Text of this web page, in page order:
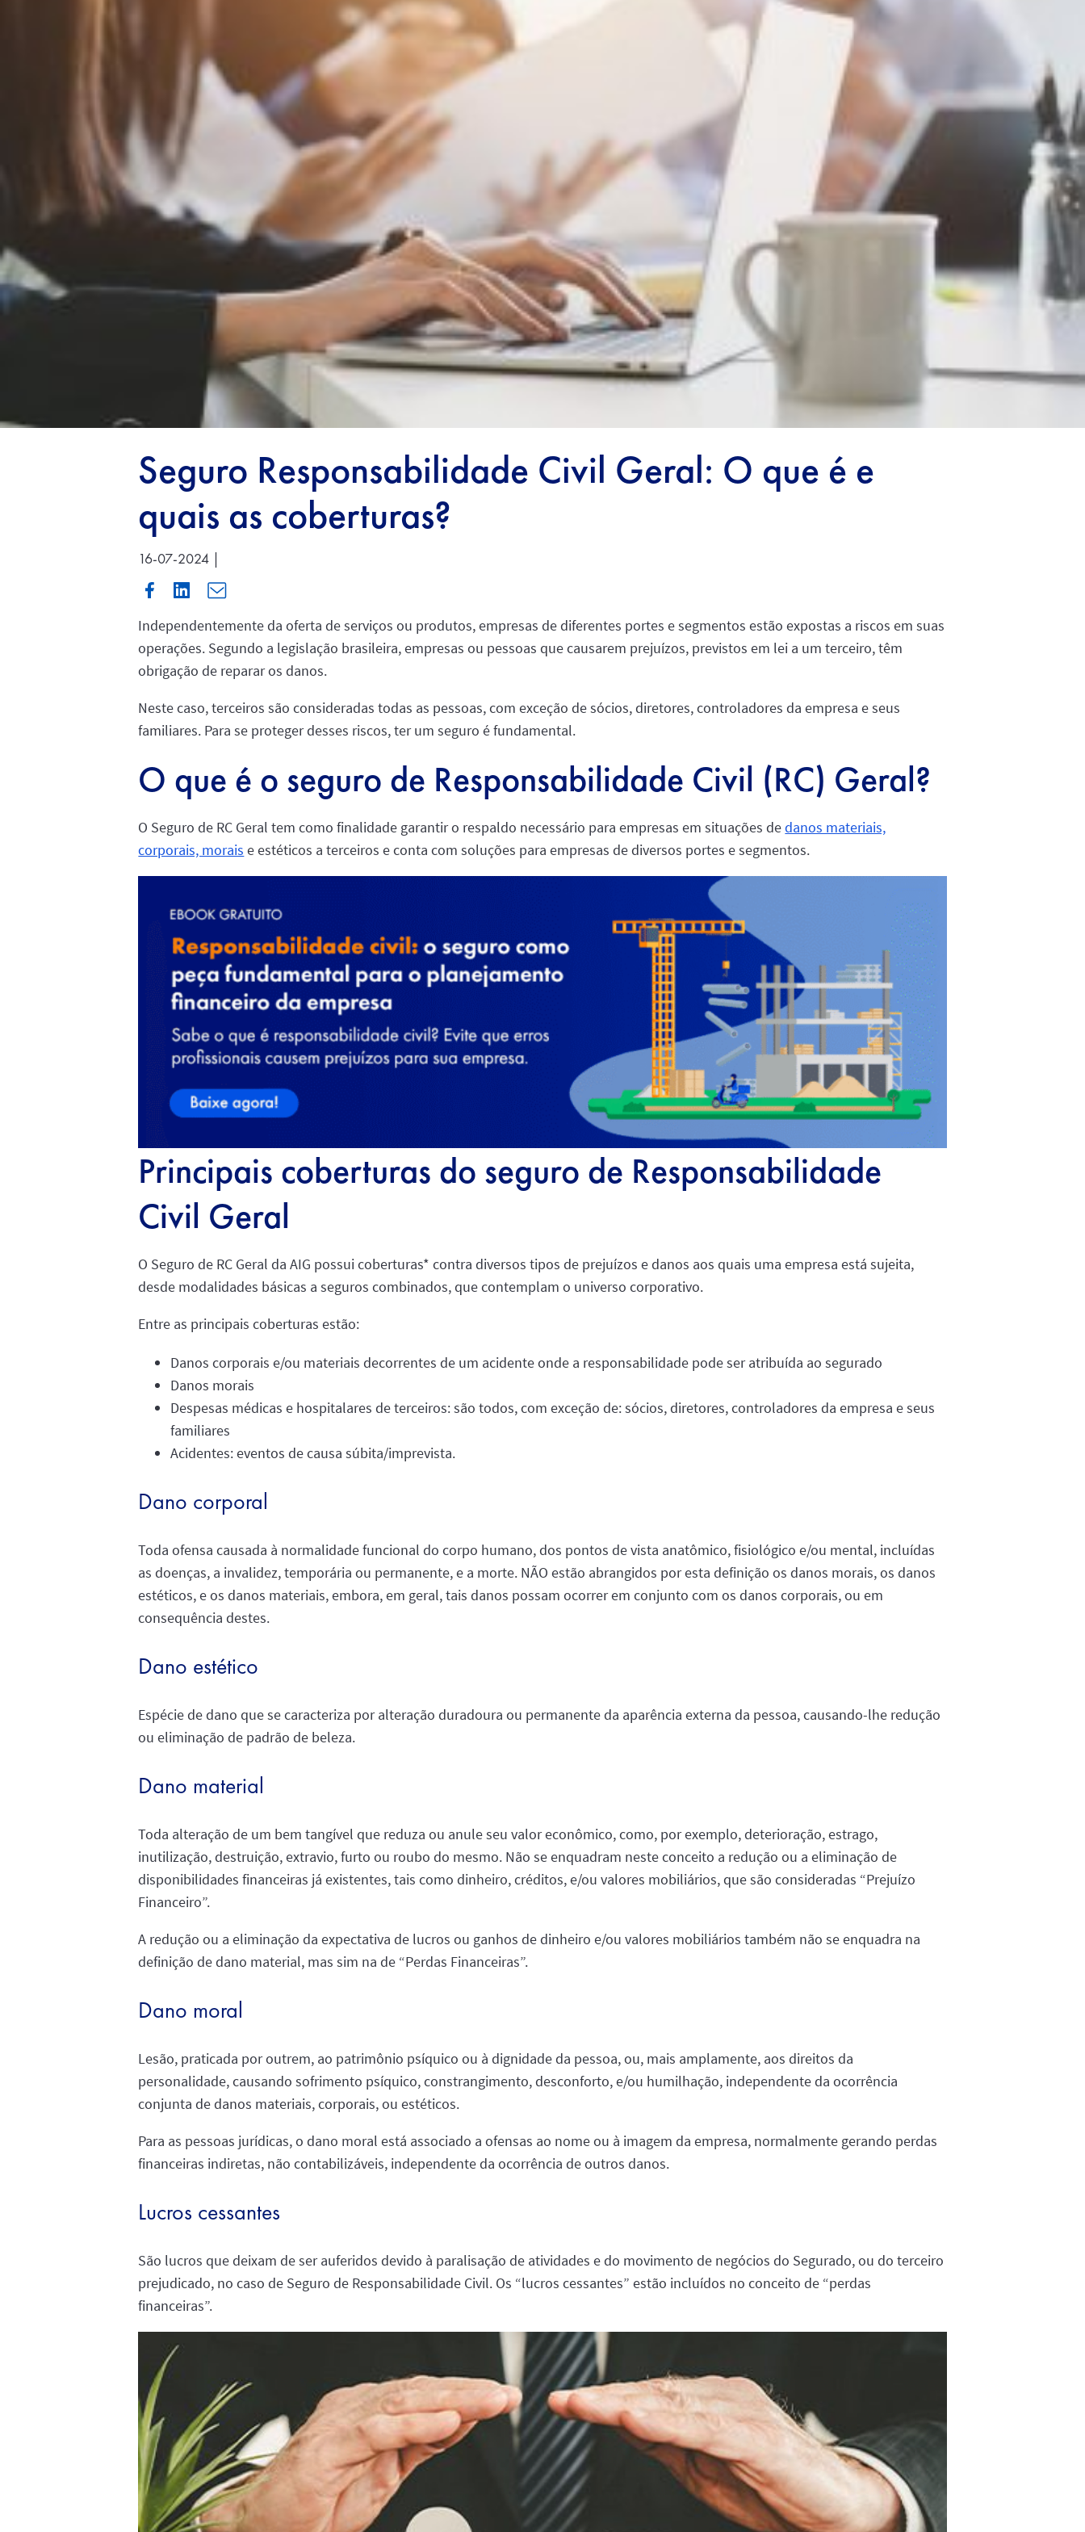
Seguro Responsabilidade Civil Geral: O que é e
quais as coberturas?
16-07-2024 |
Independentemente da oferta de serviços ou produtos, empresas de diferentes portes e segmentos estão expostas a riscos em suas
operações. Segundo a legislação brasileira, empresas ou pessoas que causarem prejuízos, previstos em lei a um terceiro, têm
obrigação de reparar os danos.
Neste caso, terceiros são consideradas todas as pessoas, com exceção de sócios, diretores, controladores da empresa e seus
familiares. Para se proteger desses riscos, ter um seguro é fundamental.
O que é o seguro de Responsabilidade Civil (RC) Geral?
O Seguro de RC Geral tem como finalidade garantir o respaldo necessário para empresas em situações dedanos materiais,
corporais, morais e estéticos a terceiros e conta com soluções para empresas de diversos portes e segmentos.
Principais coberturas do seguro de Responsabilidade
Civil Geral
O Seguro de RC Geral da AIG possui coberturas* contra diversos tipos de prejuízos e danos aos quais uma empresa está sujeita,
desde modalidades básicas a seguros combinados, que contemplam o universo corporativo.
Entre as principais coberturas estão:
Danos corporais e/ou materiais decorrentes de um acidente onde a responsabilidade pode ser atribuída ao segurado
Danos morais
Despesas médicas e hospitalares de terceiros: são todos, com exceção de: sócios, diretores, controladores da empresa e seus
familiares
Acidentes: eventos de causa súbita/imprevista.
Dano corporal
Toda ofensa causada à normalidade funcional do corpo humano, dos pontos de vista anatômico, fisiológico e/ou mental, incluídas
as doenças, a invalidez, temporária ou permanente, e a morte. NÃO estão abrangidos por esta definição os danos morais, os danos
estéticos, e os danos materiais, embora, em geral, tais danos possam ocorrer em conjunto com os danos corporais, ou em
consequência destes.
Dano estético
Espécie de dano que se caracteriza por alteração duradoura ou permanente da aparência externa da pessoa, causando-lhe redução
ou eliminação de padrão de beleza.
Dano material
Toda alteração de um bem tangível que reduza ou anule seu valor econômico, como, por exemplo, deterioração, estrago,
inutilização, destruição, extravio, furto ou roubo do mesmo. Não se enquadram neste conceito a redução ou a eliminação de
disponibilidades financeiras já existentes, tais como dinheiro, créditos, e/ou valores mobiliários, que são consideradas “Prejuízo
Financeiro”.
A redução ou a eliminação da expectativa de lucros ou ganhos de dinheiro e/ou valores mobiliários também não se enquadra na
definição de dano material, mas sim na de “Perdas Financeiras”.
Dano moral
Lesão, praticada por outrem, ao patrimônio psíquico ou à dignidade da pessoa, ou, mais amplamente, aos direitos da
personalidade, causando sofrimento psíquico, constrangimento, desconforto, e/ou humilhação, independente da ocorrência
conjunta de danos materiais, corporais, ou estéticos.
Para as pessoas jurídicas, o dano moral está associado a ofensas ao nome ou à imagem da empresa, normalmente gerando perdas
financeiras indiretas, não contabilizáveis, independente da ocorrência de outros danos.
Lucros cessantes
São lucros que deixam de ser auferidos devido à paralisação de atividades e do movimento de negócios do Segurado, ou do terceiro
prejudicado, no caso de Seguro de Responsabilidade Civil. Os “lucros cessantes” estão incluídos no conceito de “perdas
financeiras”.